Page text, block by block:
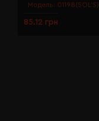
Модель: 01198(SOL’S)
85.12 грн